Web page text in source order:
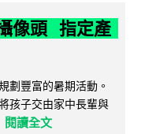
像頭 指定產
劃豐富的暑期活動。
孩子交由家中長輩與
閱讀全文